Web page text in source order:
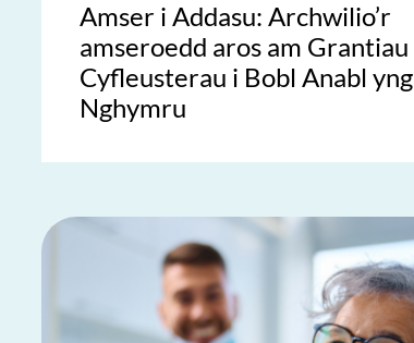
Amser i Addasu: Archwilio’r
amseroedd aros am Grantiau
Cyfleusterau i Bobl Anabl yng
Nghymru